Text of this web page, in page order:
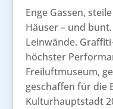
Enge Gassen,
Häuser – und
Leinwände.
höchster
Freiluftmuseum,
geschaffen für die
Kulturhauptstadt